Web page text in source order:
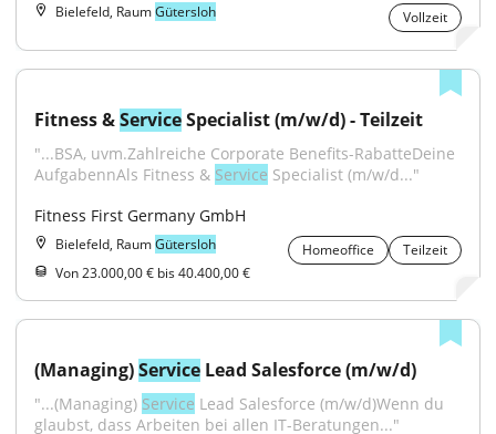
Bielefeld, RaumGütersloh Vollzeit
Fitness & Service Specialist (m/w/d) - Teilzeit
"...BSA, uvm.Zahlreiche Corporate Benefits-RabatteDeine
AufgabennAls Fitness & Service Specialist (m/w/d..."
Fitness First Germany GmbH
Bielefeld, RaumGütersloh Homeoffice
Teilzeit
Von 23.000,00 € bis 40.400,00 €
(Managing) Service Lead Salesforce (m/w/d)
"...(Managing) Service Lead Salesforce (m/w/d)Wenn du
glaubst, dass Arbeiten bei allen IT-Beratungen..."